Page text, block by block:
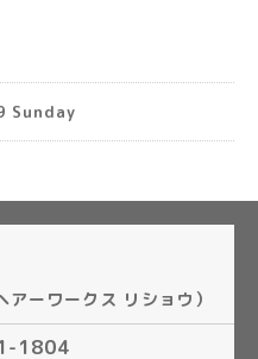
Sunday
ーワークス リショウ）
1804